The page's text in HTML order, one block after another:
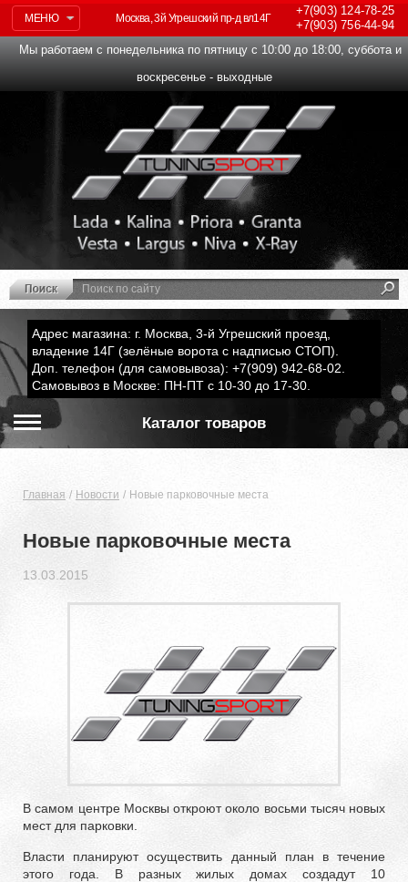
МЕНЮ
+7(903)124-78-25
+7(903)756-44-94
Москва, 3й Угрешский пр-д вл14Г
Мы работаем с понедельника по пятницу с 10:00 до 18:00, суббота и
воскресенье - выходные
Адрес магазина: г. Москва, 3-й Угрешский проезд,
владение 14Г (зелёные ворота с надписью СТОП).
Доп. телефон (для самовывоза): +7(909) 942-68-02.
Самовывоз в Москве: ПН-ПТ с 10-30 до 17-30.
Каталог товаров
Главная Новости Новые парковочные места
Новые парковочные места
13.03.2015
В самом центре Москвы откроют около восьми тысяч новых
мест для парковки.
Власти планируют осуществить данный план в течение
этого года. В разных жилых домах создадут 10